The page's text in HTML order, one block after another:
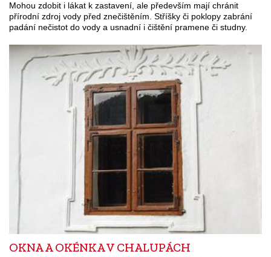
Mohou zdobit i lákat k zastavení, ale především mají chránit
přírodní zdroj vody před znečištěním. Stříšky či poklopy zabrání
padání nečistot do vody a usnadní i čištění pramene či studny.
OKNA A OKÉNKA V CHALUPÁCH